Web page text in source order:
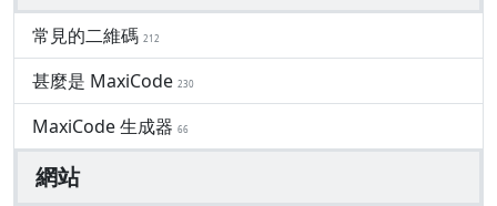
常見的二維碼 212
甚麼是 MaxiCode 230
MaxiCode 生成器 66
網站